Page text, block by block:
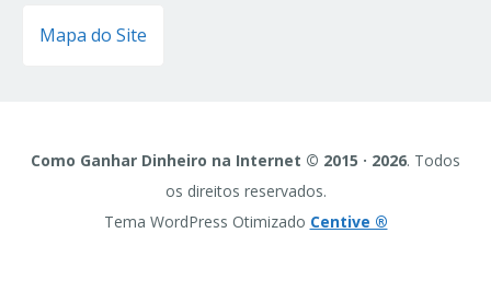
Mapa do Site
Como Ganhar Dinheiro na Internet © 2015 · 2026. Todos
os direitos reservados.
Tema WordPress Otimizado Centive ®